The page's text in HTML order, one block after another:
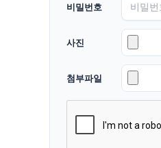
비밀번호
사진
첨부파일